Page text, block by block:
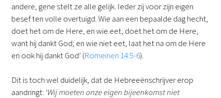
andere, gene stelt ze alle gelijk. Ieder zij voor zijn eigen
besef ten volle overtuigd. Wie aan een bepaalde dag hecht,
doet het om de Here, en wie eet, doet het om de Here,
want hij dankt God; en wie niet eet, laat het na om de Here
en ook hij dankt God’ (Romeinen 14:5-6).
Dit is toch wel duidelijk, dat de Hebreeënschrijver erop
aandringt: ‘Wij moeten onze eigen bijeenkomst niet